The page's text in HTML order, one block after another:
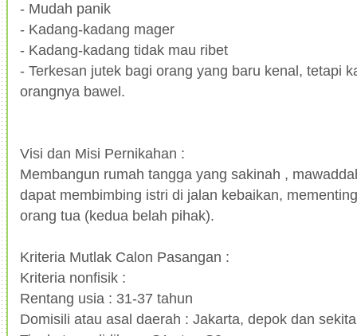
- Mudah panik
- Kadang-kadang mager
- Kadang-kadang tidak mau ribet
- Terkesan jutek bagi orang yang baru kenal, tetapi
orangnya bawel.
Visi dan Misi Pernikahan :
Membangun rumah tangga yang sakinah ,
dapat membimbing istri di jalan kebaikan,
orang tua (kedua belah pihak).
Kriteria Mutlak Calon Pasangan :
Kriteria nonfisik :
Rentang usia : 31-37 tahun
Domisili atau asal daerah : Jakarta, depok dan